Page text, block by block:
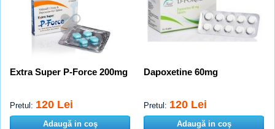
Extra Super P-Force 200mg
Pretul: 120 Lei
Adaugă in coş
Dapoxetine 60mg
Pretul: 120 Lei
Adaugă in coş